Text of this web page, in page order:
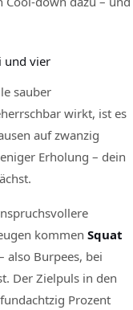
und vier
sauber
wirkt, ist es
auf zwanzig
Erholung – dein
kommen Squat
also Burpees, bei
Der Zielpuls in den
Prozent